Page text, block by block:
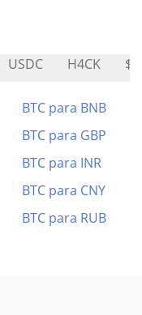
USDC H4CK
BTC para BNB
BTC para GBP
BTC para INR
BTC para CNY
BTC para RUB